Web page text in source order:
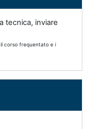
tecnica, inviare
corso frequentato e i